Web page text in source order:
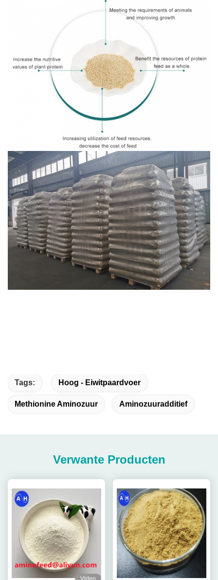
Tags: Hoog - Eiwitpaardvoer
Methionine Aminozuur Aminozuuradditief
Verwante Producten